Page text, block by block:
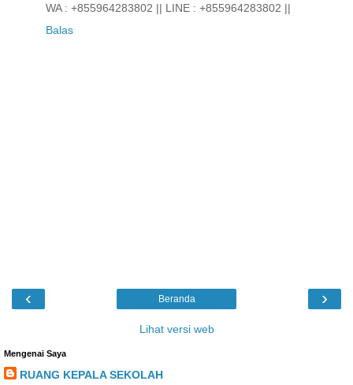
WA : +855964283802 || LINE : +855964283802 ||
Balas
‹ ›
Beranda
Lihat versi web
Mengenai Saya
RUANG KEPALA SEKOLAH